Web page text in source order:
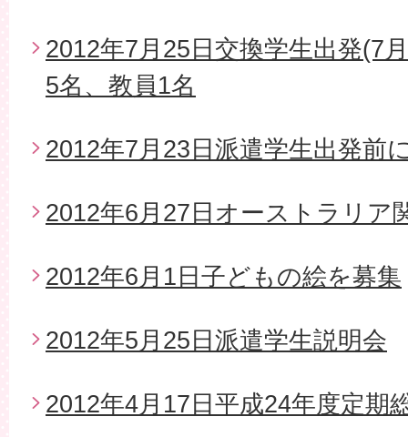
2012年7月25日交換学生出発(7
5名、教員1名
2012年7月23日派遣学生出発前
2012年6月27日オーストラリア
2012年6月1日子どもの絵を募集
2012年5月25日派遣学生説明会
2012年4月17日平成24年度定期